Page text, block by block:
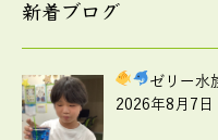
新着ブログ
ゼリー水
2026年8月7日